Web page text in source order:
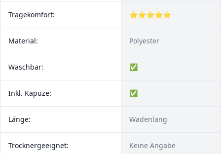
Tragekomfort: ⭐⭐⭐⭐⭐
Material: Polyester
Waschbar: ✅
Inkl. Kapuze: ✅
Länge: Wadenlang
Trocknergeeignet: Keine Angabe